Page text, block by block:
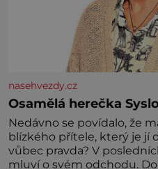
nasehvezdy.cz
Osamělá herečka
Nedávno se povídalo, že
blízkého přítele, který je jí
vůbec pravda? V